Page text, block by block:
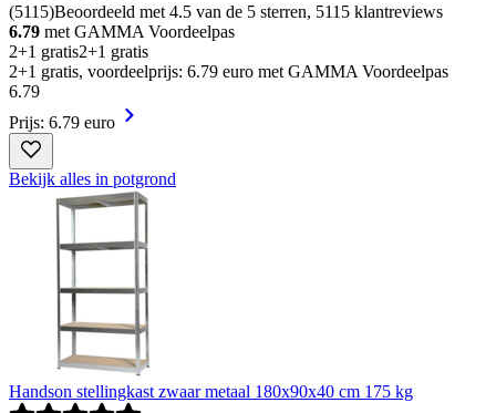
(5115)Beoordeeld met 4.5 van de 5 sterren, 5115 klantreviews
6.79 met GAMMA Voordeelpas
2+1 gratis2+1 gratis
2+1 gratis, voordeelprijs: 6.79 euro met GAMMA Voordeelpas
6.79
Prijs: 6.79 euro
Bekijk alles in potgrond
Handson stellingkast zwaar metaal 180x90x40 cm 175 kg